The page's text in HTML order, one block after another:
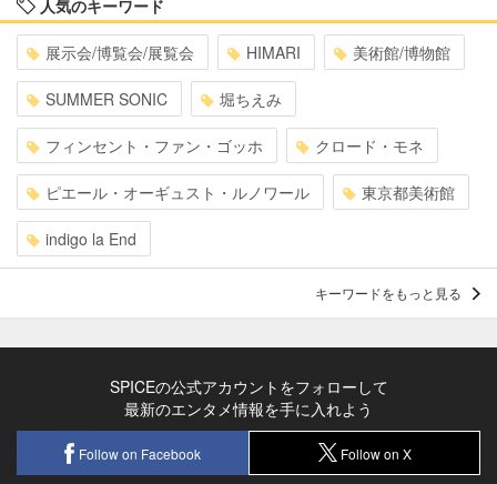
人気のキーワード
展示会/博覧会/展覧会 HIMARI 美術館/博物館
SUMMER SONIC 堀ちえみ
フィンセント・ファン・ゴッホ クロード・モネ
ピエール・オーギュスト・ルノワール 東京都美術館
indigo la End
キーワードをもっと見る
SPICEの公式アカウントをフォローして
最新のエンタメ情報を手に入れよう
Follow on Facebook Follow on X